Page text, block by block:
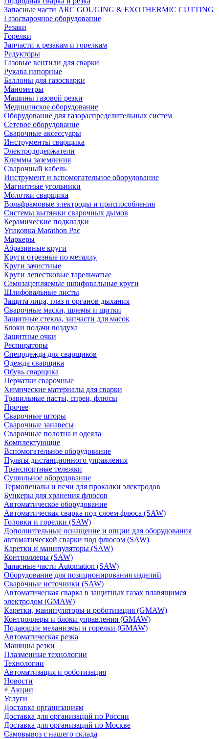
Запасные части ARC GOUGING & EXOTHERMIC CUTTING
Газосварочное оборудование
Резаки
Горелки
Запчасти к резакам и горелкам
Редукторы
Газовые вентили для сварки
Рукава напорные
Баллоны для газосварки
Манометры
Машины газовой резки
Медицинское оборудование
Оборудование для газораспределительных систем
Сетевое оборудование
Сварочные аксессуары
Инструменты сварщика
Электрододержатели
Клеммы заземления
Сварочный кабель
Инструмент и вспомогательное оборудование
Магнитные угольники
Молотки сварщика
Вольфрамовые электроды и приспособления
Системы вытяжки сварочных дымов
Керамические подкладки
Упаковка Marathon Pac
Маркеры
Абразивные круги
Круги отрезные по металлу
Круги зачистные
Круги лепестковые тарельчатые
Самозацепляемые шлифовальные круги
Шлифовальные листы
Защита лица, глаз и органов дыхания
Сварочные маски, шлемы и щитки
Защитные стекла, запчасти для масок
Блоки подачи воздуха
Защитные очки
Респираторы
Спецодежда для сварщиков
Одежда сварщика
Обувь сварщика
Перчатки сварочные
Химические материалы для сварки
Травильные пасты, спреи, флюсы
Прочее
Сварочные шторы
Сварочные занавесы
Сварочные полотна и одеяла
Комплектующие
Вспомогательное оборудование
Пульты дистанционного управления
Транспортные тележки
Сушильное оборудование
Термопеналы и печи для прокалки электродов
Бункеры для хранения флюсов
Автоматическое оборудование
Автоматическая сварка под слоем флюса (SAW)
Головки и горелки (SAW)
Дополнительные оснащение и опции для оборудования
автоматической сварки под флюсом (SAW)
Каретки и манипуляторы (SAW)
Контроллеры (SAW)
Запасные части Automation (SAW)
Оборудование для позиционирования изделий
Сварочные источники (SAW)
Автоматическая сварка в защитных газах плавящимся
электродом (GMAW)
Каретки, манипуляторы и роботизация (GMAW)
Контроллеры и блоки управления (GMAW)
Подающие механизмы и горелки (GMAW)
Автоматическая резка
Машины резки
Плазменные технологии
Технологии
Автоматизация и роботизация
Новости
Акции
Услуги
Доставка организациям
Доставка для организаций по России
Доставка для организаций по Москве
Самовывоз с нашего склада